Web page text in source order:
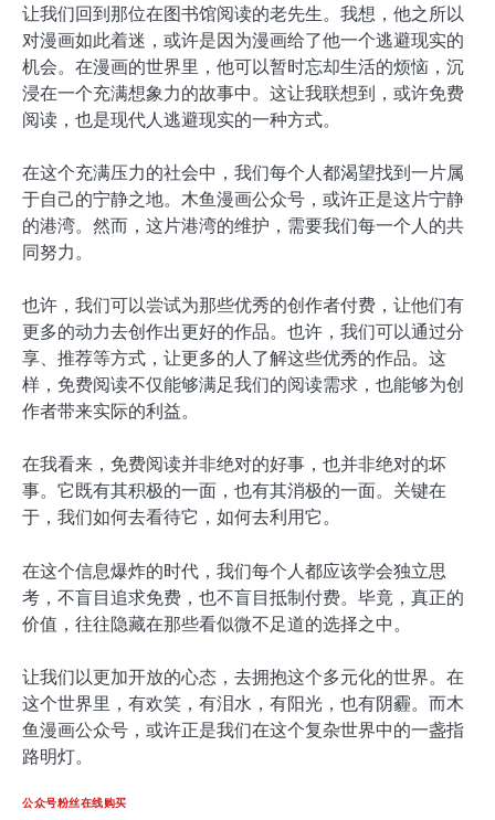
让我们回到那位在图书馆阅读的老先生。我想，他之所以
对漫画如此着迷，或许是因为漫画给了他一个逃避现实的
机会。在漫画的世界里，他可以暂时忘却生活的烦恼，沉
浸在一个充满想象力的故事中。这让我联想到，或许免费
阅读，也是现代人逃避现实的一种方式。
在这个充满压力的社会中，我们每个人都渴望找到一片属
于自己的宁静之地。木鱼漫画公众号，或许正是这片宁静
的港湾。然而，这片港湾的维护，需要我们每一个人的共
同努力。
也许，我们可以尝试为那些优秀的创作者付费，让他们有
更多的动力去创作出更好的作品。也许，我们可以通过分
享、推荐等方式，让更多的人了解这些优秀的作品。这
样，免费阅读不仅能够满足我们的阅读需求，也能够为创
作者带来实际的利益。
在我看来，免费阅读并非绝对的好事，也并非绝对的坏
事。它既有其积极的一面，也有其消极的一面。关键在
于，我们如何去看待它，如何去利用它。
在这个信息爆炸的时代，我们每个人都应该学会独立思
考，不盲目追求免费，也不盲目抵制付费。毕竟，真正的
价值，往往隐藏在那些看似微不足道的选择之中。
让我们以更加开放的心态，去拥抱这个多元化的世界。在
这个世界里，有欢笑，有泪水，有阳光，也有阴霾。而木
鱼漫画公众号，或许正是我们在这个复杂世界中的一盏指
路明灯。
公众号粉丝在线购买